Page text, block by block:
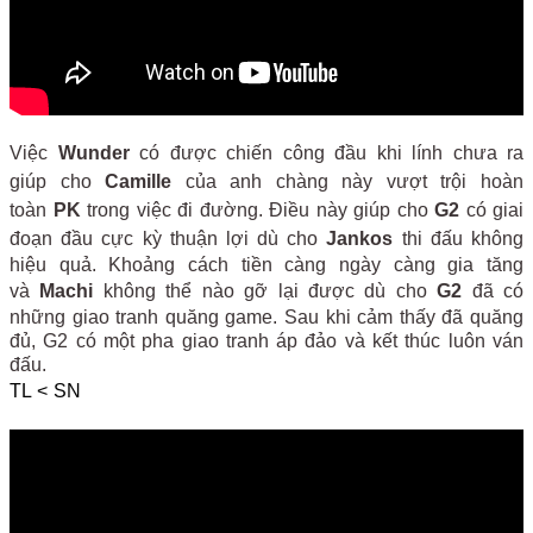
Việc Wundercó được chiến công đầu khi lính chưa ra
giúp choCamille của anh chàng này vượt trội hoàn
toàn PK trong việc đi đường. Điều này giúp cho G2 có giai
đoạn đầu cực kỳ thuận lợi dù choJankos thi đấu không
hiệu quả. Khoảng cách tiền càng ngày càng gia tăng
và
Machi không thể nào gỡ lại được dù choG2 đã có
những giao tranh quăng game. Sau khi cảm thấy đã quăng
đủ, G2 có một pha giao tranh áp đảo và kết thúc luôn ván
đấu.
TL < SN